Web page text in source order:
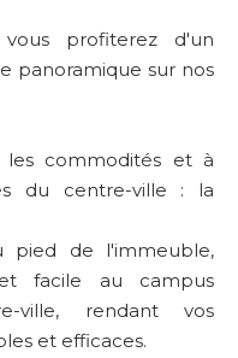
profiterez d'un
panoramique sur nos
commodités et à
du centre-ville : la
pied de l'immeuble,
facile au campus
ville, rendant vos
et efficaces.